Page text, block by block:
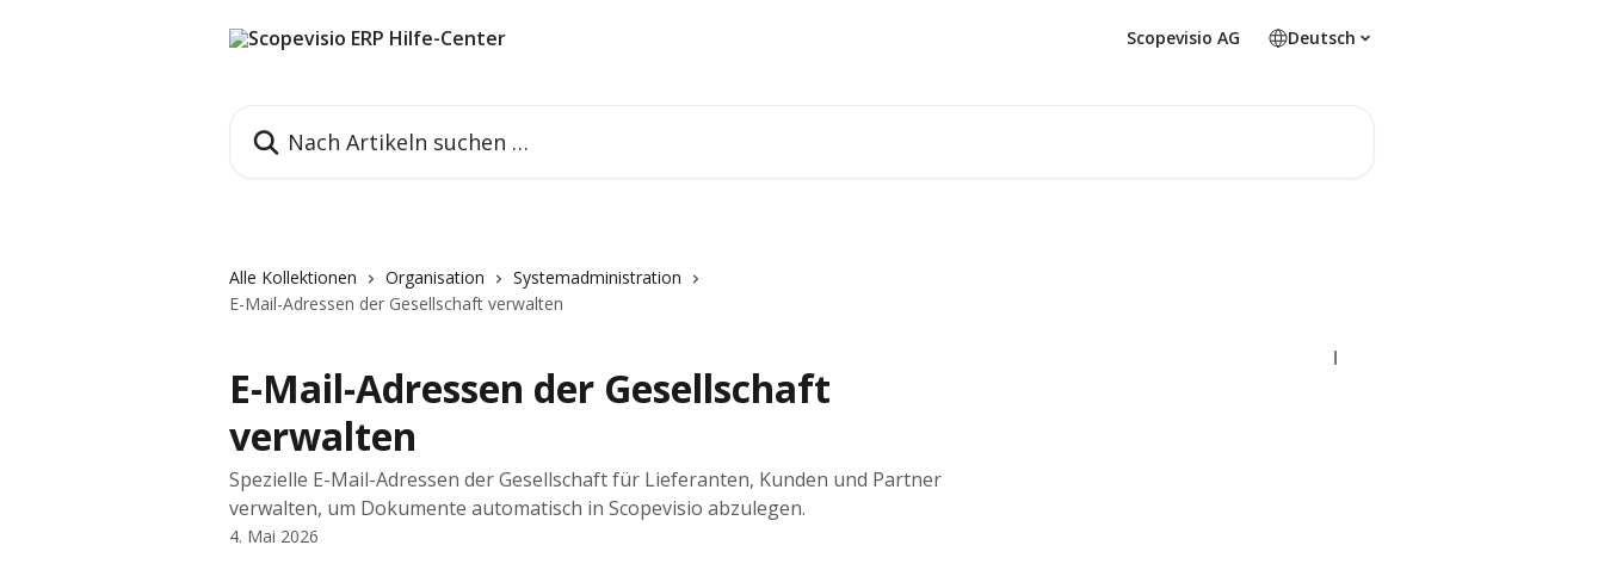
Scopevisio AG Deutsch
Alle Kollektionen Organisation
Systemadministration
E-Mail-Adressen der Gesellschaft verwalten
E-Mail-Adressen der Gesellschaft
verwalten
Spezielle E-Mail-Adressen der Gesellschaft für Lieferanten, Kunden und Partner
verwalten, um Dokumente automatisch in Scopevisio abzulegen.
4. Mai 2026